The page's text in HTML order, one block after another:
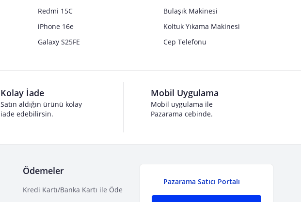
Redmi 15C
iPhone 16e
Galaxy S25FE
Bulaşık Makinesi
Koltuk Yıkama Makinesi
Cep Telefonu
Kolay İade
Satın aldığın ürünü kolay
iade edebilirsin.
Mobil Uygulama
Mobil uygulama ile
Pazarama cebinde.
Ödemeler
Kredi Kartı/Banka Kartı ile Öde
Pazarama Satıcı Portalı